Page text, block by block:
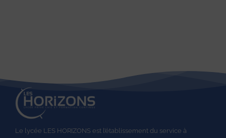
Le lycée LES HORIZONS est l’établissement du service à